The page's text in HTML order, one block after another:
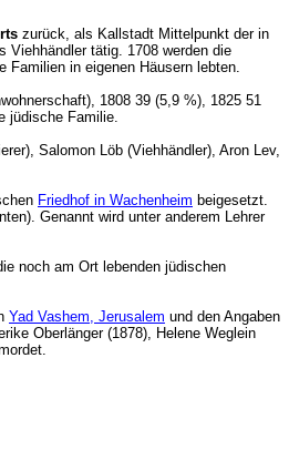
zurück, als Kallstadt Mittelpunkt der in
Viehhändler tätig. 1708 werden die
Familien in eigenen Häusern lebten.
1808 39 (5,9 %), 1825 51
jüdische Familie.
Salomon Löb (Viehhändler), Aron Lev,
Friedhof in Wachenheim beigesetzt.
Genannt wird unter anderem Lehrer
noch am Ort lebenden jüdischen
Yad Vashem, Jerusalem und den Angaben
Oberlänger (1878), Helene Weglein